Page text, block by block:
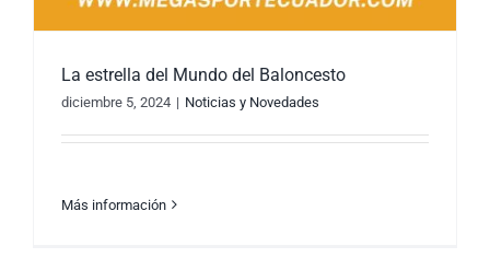
La estrella del Mundo del Baloncesto
diciembre 5, 2024 | Noticias y Novedades
Más información